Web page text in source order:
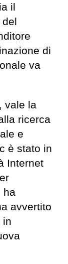
il
del
di
va
vale la
ricerca
e
è stato in
Internet
ha
avvertito
in